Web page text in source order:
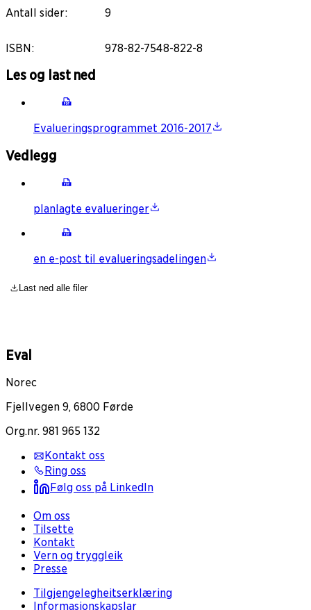
Antall sider: 9
ISBN: 978-82-7548-822-8
Les og last ned
Evalueringsprogrammet 2016-2017
Vedlegg
planlagte evalueringer
en e-post til evalueringsadelingen
Last ned alle filer
Eval
Norec
Fjellvegen 9, 6800 Førde
Org.nr. 981 965 132
Kontakt oss
Ring oss
Følg oss på LinkedIn
Om oss
Tilsette
Kontakt
Vern og tryggleik
Presse
Tilgjengelegheitserklæring
Informasjonskapslar